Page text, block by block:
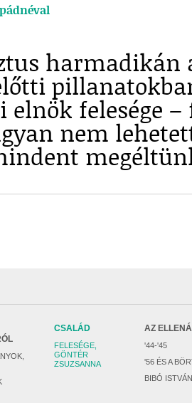
elnök felesége
nem
CSALÁD
FELESÉGE,
GÖNTÉR
ZSUZSANNA
AZ
'44-'45
'56 ÉS A
BIBÓ